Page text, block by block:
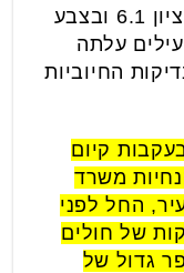
– העיר עומדת על ציון 6.1 ובצבע
עלתה
ואחוז הבדיקות החיוביות
בעקבות קיום
משרד
החל לפני
של חולים
גדול של